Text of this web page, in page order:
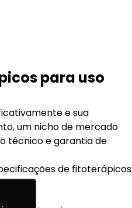
para uso
e sua
um nicho de mercado
técnico e garantia de
de fitoterápicos